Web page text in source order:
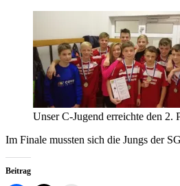
Unser C-Jugend erreichte den 2.
Im Finale mussten sich die Jungs der
Beitrag